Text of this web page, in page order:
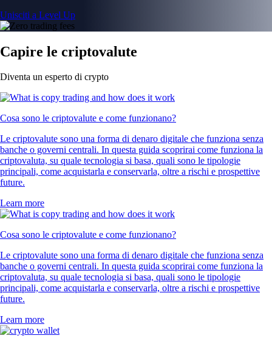
Unisciti a Level Up
Capire le criptovalute
Diventa un esperto di crypto
Cosa sono le criptovalute e come funzionano?
Le criptovalute sono una forma di denaro digitale che funziona senza
banche o governi centrali. In questa guida scoprirai come funziona la
criptovaluta, su quale tecnologia si basa, quali sono le tipologie
principali, come acquistarla e conservarla, oltre a rischi e prospettive
future.
Learn more
Cosa sono le criptovalute e come funzionano?
Le criptovalute sono una forma di denaro digitale che funziona senza
banche o governi centrali. In questa guida scoprirai come funziona la
criptovaluta, su quale tecnologia si basa, quali sono le tipologie
principali, come acquistarla e conservarla, oltre a rischi e prospettive
future.
Learn more